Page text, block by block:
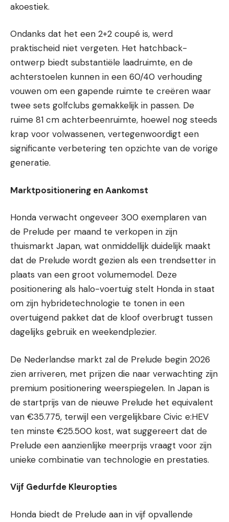
akoestiek.
Ondanks dat het een 2+2 coupé is, werd
praktischeid niet vergeten. Het hatchback-
ontwerp biedt substantiële laadruimte, en de
achterstoelen kunnen in een 60/40 verhouding
vouwen om een gapende ruimte te creëren waar
twee sets golfclubs gemakkelijk in passen. De
ruime 81 cm achterbeenruimte, hoewel nog steeds
krap voor volwassenen, vertegenwoordigt een
significante verbetering ten opzichte van de vorige
generatie.
Marktpositionering en Aankomst
Honda verwacht ongeveer 300 exemplaren van
de Prelude per maand te verkopen in zijn
thuismarkt Japan, wat onmiddellijk duidelijk maakt
dat de Prelude wordt gezien als een trendsetter in
plaats van een groot volumemodel. Deze
positionering als halo-voertuig stelt Honda in staat
om zijn hybridetechnologie te tonen in een
overtuigend pakket dat de kloof overbrugt tussen
dagelijks gebruik en weekendplezier.
De Nederlandse markt zal de Prelude begin 2026
zien arriveren, met prijzen die naar verwachting zijn
premium positionering weerspiegelen. In Japan is
de startprijs van de nieuwe Prelude het equivalent
van €35.775, terwijl een vergelijkbare Civic e:HEV
ten minste €25.500 kost, wat suggereert dat de
Prelude een aanzienlijke meerprijs vraagt voor zijn
unieke combinatie van technologie en prestaties.
Vijf Gedurfde Kleuropties
Honda biedt de Prelude aan in vijf opvallende